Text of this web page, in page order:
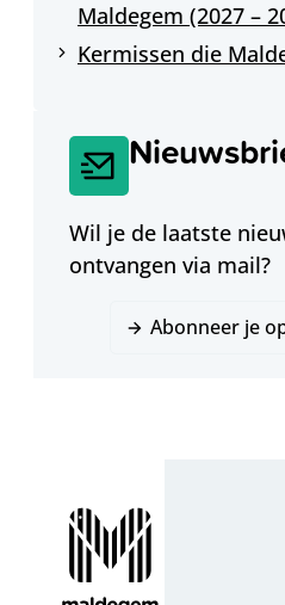
Maldegem (2027 –
Kermissen die
Wil je de laatste
ontvangen via mail?
Abonneer je